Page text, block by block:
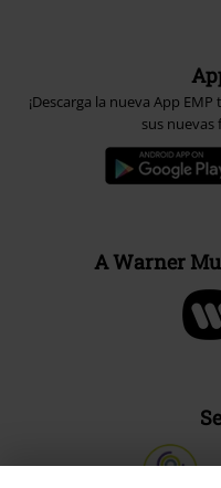
¡Descarga la nueva App
sus nuevas
A Warner